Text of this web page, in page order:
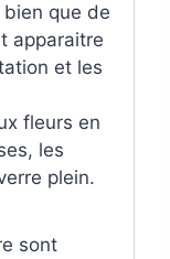
que de
apparaitre
et les
fleurs en
les
plein.
sont